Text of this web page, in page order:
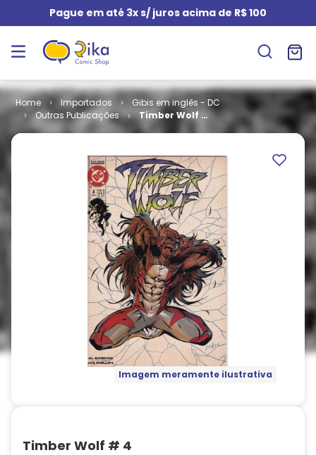
Pague em até 3x s/ juros acima de R$ 100
Importados
Gibis em inglês - DC
Outras Publicações
Timber Wolf #
4
Imagem meramente ilustrativa
Timber Wolf # 4